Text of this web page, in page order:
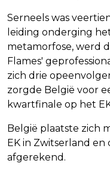
Serneels was
leiding onderging
metamorfose, werd
Flames'
zich drie
zorgde België voor
kwartfinale op het
België plaatste zich
EK in Zwitserland
afgerekend.